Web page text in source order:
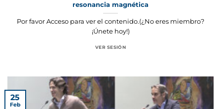
resonancia magnética
Por favor Acceso para ver el contenido.(¿No eres miembro?
¡Únete hoy!)
VER SESIÓN
25
Feb